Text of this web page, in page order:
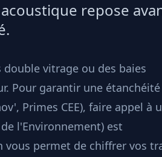
repose
vitrage ou des baies
Pour garantir une étanchéité
Primes CEE), faire appel à
l'Environnement) est
permet de chiffrer vos